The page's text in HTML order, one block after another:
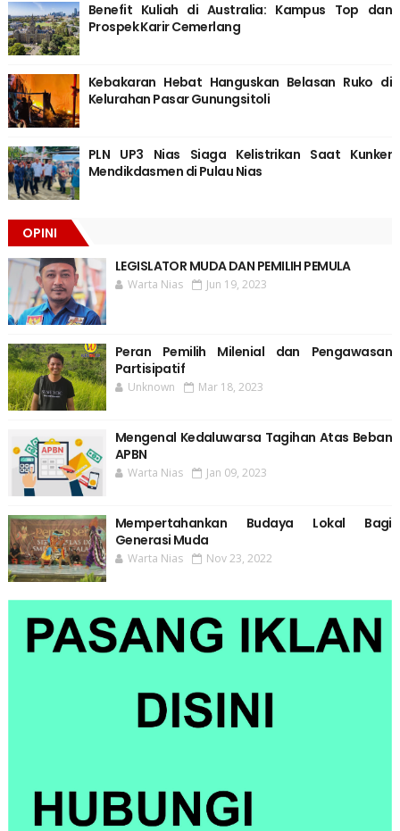
Benefit Kuliah di Australia: Kampus Top dan
Prospek Karir Cemerlang
Kebakaran Hebat Hanguskan Belasan Ruko di
Kelurahan Pasar Gunungsitoli
PLN UP3 Nias Siaga Kelistrikan Saat Kunker
Mendikdasmen di Pulau Nias
OPINI
LEGISLATOR MUDA DAN PEMILIH PEMULA
Warta Nias Jun 19, 2023
Peran Pemilih Milenial dan Pengawasan
Partisipatif
Unknown Mar 18, 2023
Mengenal Kedaluwarsa Tagihan Atas Beban
APBN
Warta Nias Jan 09, 2023
Mempertahankan Budaya Lokal Bagi
Generasi Muda
Warta Nias Nov 23, 2022